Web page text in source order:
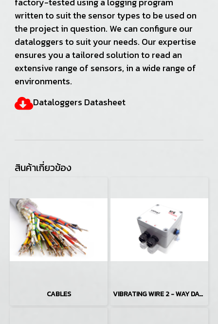
written to suit the sensor types to be used on
the project in question. We can configure our
dataloggers to suit your needs. Our expertise
ensures you a tailored solution to read an
extensive range of sensors, in a wide range of
environments.
Dataloggers Datasheet
สินค้าเกี่ยวข้อง
CABLES VIBRATING WIRE 2 - WAY DATALOGGER